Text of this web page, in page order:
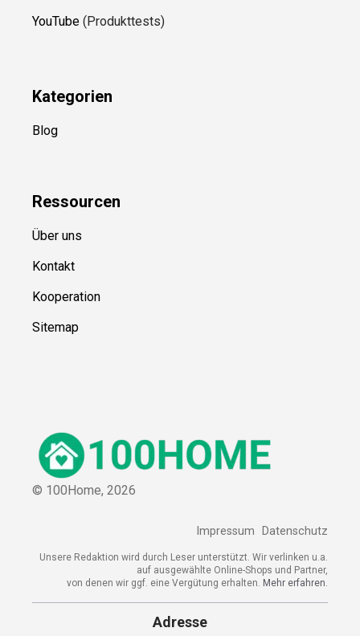
YouTube (Produkttests)
Kategorien
Blog
Ressourcen
Über uns
Kontakt
Kooperation
Sitemap
© 100Home, 2026
Impressum Datenschutz
Unsere Redaktion wird durch Leser unterstützt. Wir verlinken u.a.
auf ausgewählte Online-Shops und Partner,
von denen wir ggf. eine Vergütung erhalten. Mehr erfahren.
Adresse